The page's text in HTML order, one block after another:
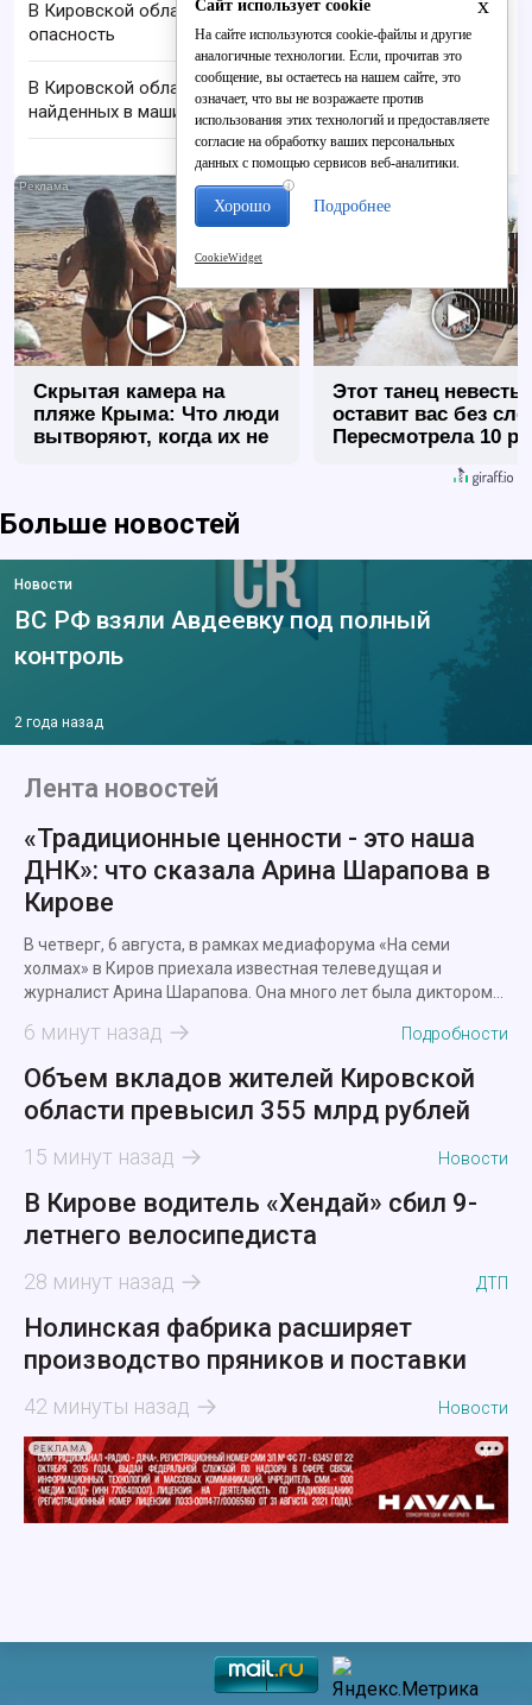
В Кировской области отменили ракетную
опасность
В Кировской области проверяют гибель супругов,
найденных в машине в Вятке
i
Скрытая камера на
пляже Крыма: Что люди
вытворяют, когда их не
Этот танец невесты
оставит вас без
Пересмотрела 10
Больше новостей
Новости
ВС РФ взяли Авдеевку под полный
контроль
2 года назад
Лента новостей
«Традиционные ценности - это наша
ДНК»: что сказала Арина Шарапова в
Кирове
В четверг, 6 августа, в рамках медиафорума «На семи
холмах» в Киров приехала известная телеведущая и
журналист Арина Шарапова. Она много лет была диктором
канале.
6 минут назад Подробности
Объем вкладов жителей Кировской
области превысил 355 млрд рублей
15 минут назад Новости
В Кирове водитель «Хендай» сбил 9-
летнего велосипедиста
28 минут назад ДТП
Нолинская фабрика расширяет
производство пряников и поставки
42 минуты назад Новости
РЕКЛАМА
Сайт использует cookie
На сайте используются cookie-файлы и другие
аналогичные технологии. Если, прочитав это
сообщение, вы остаетесь на нашем сайте, это
означает, что вы не возражаете против
использования этих технологий и предоставляете
согласие на обработку ваших персональных
данных с помощью сервисов веб-аналитики.
Хорошо Подробнее
CookieWidget